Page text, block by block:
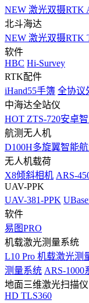
NEW 激光双摄RTK
北斗海达
NEW 激光双摄RTK
软件
HBC Hi-Survey
RTK配件
iHand55手簿 全协议
中海达全站仪
HOT ZTS-720安卓
航测无人机
D100H多旋翼智能
无人机载荷
X8倾斜相机 ARS-
UAV-PPK
UAV-381-PPK
软件
易图PRO
机载激光测量系统
L10 Pro 机载激光测
测量系统 ARS-1000
地面三维激光扫描仪
HD TLS360